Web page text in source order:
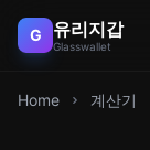
G 유리지갑
Glasswallet
Home 계산기